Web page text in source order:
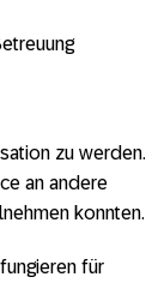
zu werden.
an andere
konnten.
für